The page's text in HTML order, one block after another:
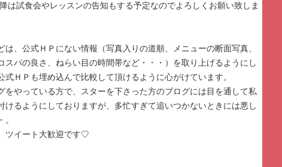
は試食会やレッスンの告知もする予定なのでよろしくお願い致しま
は、公式ＨＰにない情報（写真入りの道順、メニューの断面写真、
スパの良さ、ねらい目の時間帯など・・・）を取り上げるようにし
式ＨＰも埋め込んで比較して頂けるように心がけています。
をやっている方で、スターを下さった方のブログには目を通して私
けるようにしておりますが、多忙すぎて追いつかないときには悪し
ツイート大歓迎です♡